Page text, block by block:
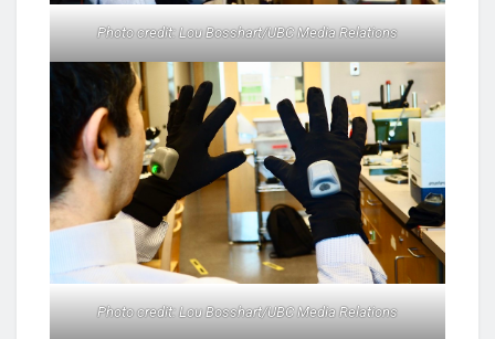
Photo credit: Lou Bosshart/UBC Media Relations
Photo credit: Lou Bosshart/UBC Media Relations